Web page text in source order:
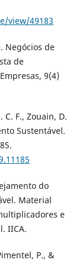
view/49183
Negócios de
de
9(4)
C. F., Zouain, D.
Sustentável.
do
Material
e
IICA.
P., &